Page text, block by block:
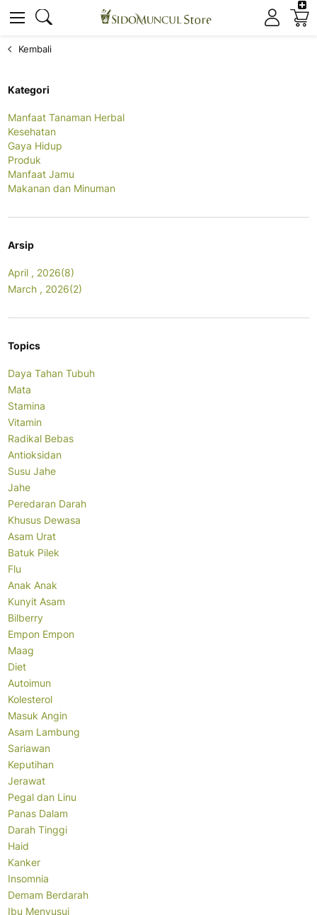
Kembali
Kategori
Manfaat Tanaman Herbal
Kesehatan
Gaya Hidup
Produk
Manfaat Jamu
Makanan dan Minuman
Arsip
April , 2026(8)
March , 2026(2)
Topics
Daya Tahan Tubuh
Mata
Stamina
Vitamin
Radikal Bebas
Antioksidan
Susu Jahe
Jahe
Peredaran Darah
Khusus Dewasa
Asam Urat
Batuk Pilek
Flu
Anak Anak
Kunyit Asam
Bilberry
Empon Empon
Maag
Diet
Autoimun
Kolesterol
Masuk Angin
Asam Lambung
Sariawan
Keputihan
Jerawat
Pegal dan Linu
Panas Dalam
Darah Tinggi
Haid
Kanker
Insomnia
Demam Berdarah
Ibu Menyusui